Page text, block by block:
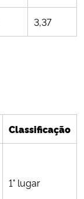
3,37
Classificação
1° lugar